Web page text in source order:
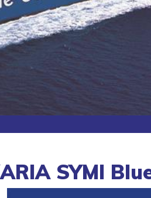
SYMI